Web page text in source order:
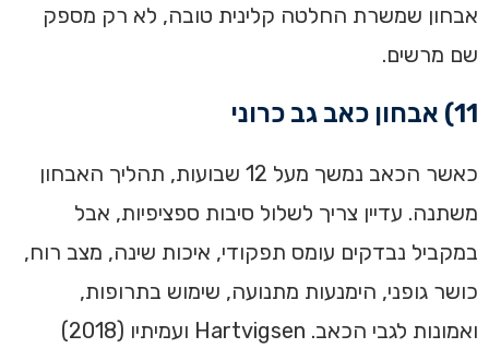
אבחון שמשרת החלטה קלינית טובה, לא רק מספק
שם מרשים.
11) אבחון כאב גב כרוני
כאשר הכאב נמשך מעל 12 שבועות, תהליך האבחון
משתנה. עדיין צריך לשלול סיבות ספציפיות, אבל
במקביל נבדקים עומס תפקודי, איכות שינה, מצב רוח,
כושר גופני, הימנעות מתנועה, שימוש בתרופות,
ואמונות לגבי הכאב. Hartvigsen ועמיתיו (2018)